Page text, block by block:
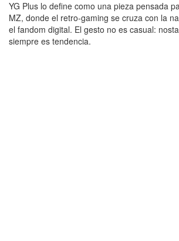
YG Plus lo define como una pieza pensada
MZ, donde el retro-gaming se cruza con la
el fandom digital. El gesto no es casual:
siempre es tendencia.